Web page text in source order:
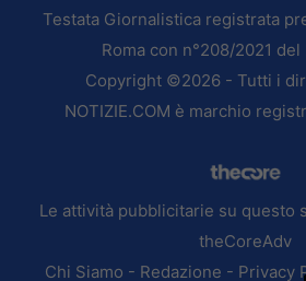
Testata Giornalistica registrata
Roma con n°208/2021 del
Copyright ©2026 - Tutti i
NOTIZIE.COM è marchio
Le attività pubblicitarie su questo
theCoreAdv
Chi Siamo - Redazione - Privacy